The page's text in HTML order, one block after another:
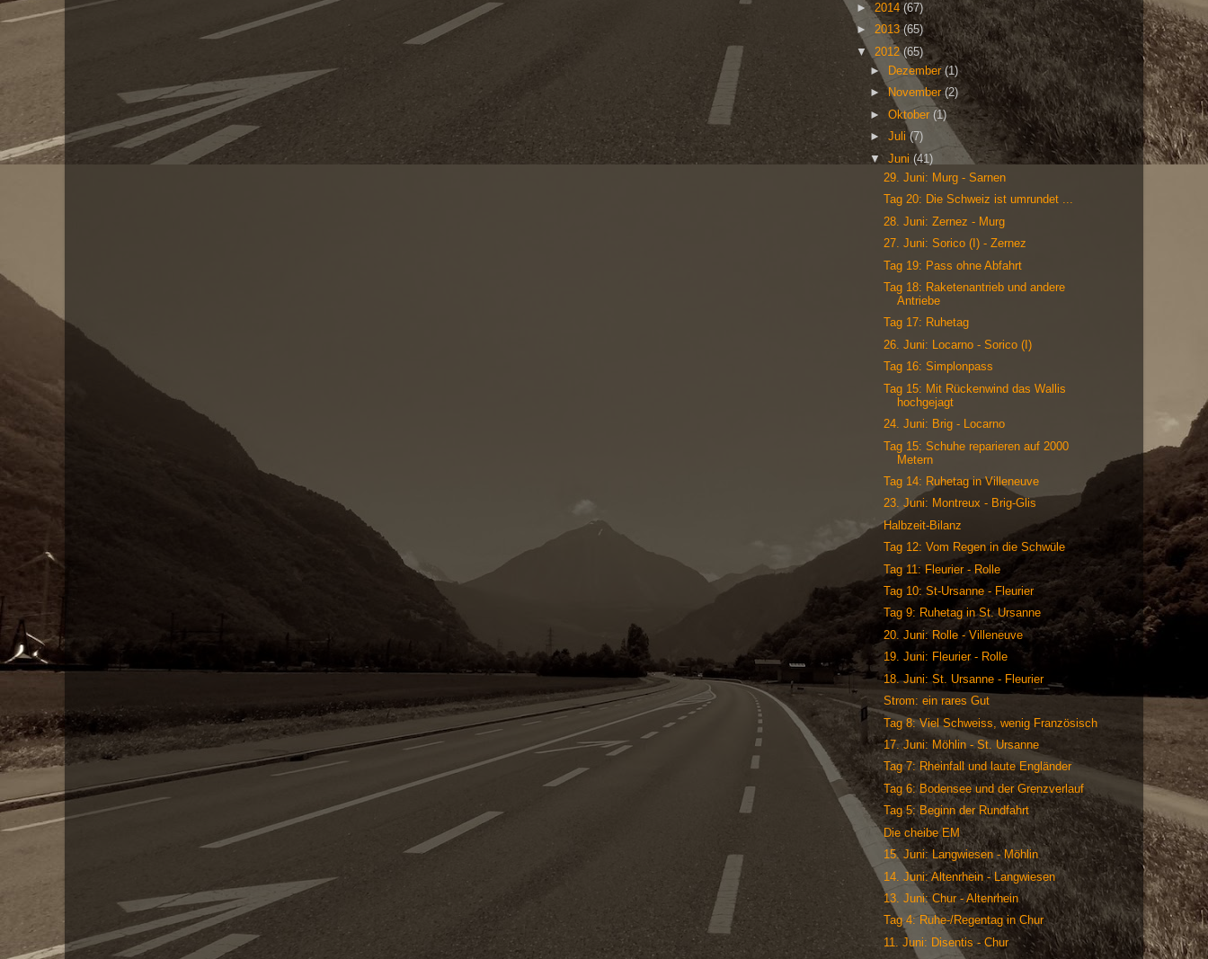
► 2014(67)
► 2013(65)
▼ 2012(65)
►
Dezember(1)
►November(2)
►Oktober(1)
►Juli(7)
▼Juni(41)
29. Juni: Murg - Sarnen
Tag 20: Die Schweiz ist umrundet ...
28. Juni: Zernez - Murg
27. Juni: Sorico (I) - Zernez
Tag 19: Pass ohne Abfahrt
Tag 18: Raketenantrieb und andere
Antriebe
Tag 17: Ruhetag
26. Juni: Locarno - Sorico (I)
Tag 16: Simplonpass
Tag 15: Mit Rückenwind das Wallis
hochgejagt
24. Juni: Brig - Locarno
Tag 15: Schuhe reparieren auf 2000
Metern
Tag 14: Ruhetag in Villeneuve
23. Juni: Montreux - Brig-Glis
Halbzeit-Bilanz
Tag 12: Vom Regen in die Schwüle
Tag 11: Fleurier - Rolle
Tag 10: St-Ursanne - Fleurier
Tag 9: Ruhetag in St. Ursanne
20. Juni: Rolle - Villeneuve
19. Juni: Fleurier - Rolle
18. Juni: St. Ursanne - Fleurier
Strom: ein rares Gut
Tag 8: Viel Schweiss, wenig Französisch
17. Juni: Möhlin - St. Ursanne
Tag 7: Rheinfall und laute Engländer
Tag 6: Bodensee und der Grenzverlauf
Tag 5: Beginn der Rundfahrt
Die cheibe EM
15. Juni: Langwiesen - Möhlin
14. Juni: Altenrhein - Langwiesen
13. Juni: Chur - Altenrhein
Tag 4: Ruhe-/Regentag in Chur
11. Juni: Disentis - Chur